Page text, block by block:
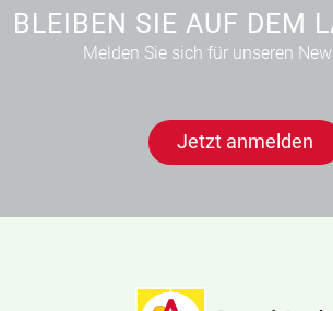
BLEIBEN SIE AUF DEM
Melden Sie sich für unseren
Jetzt anmelden